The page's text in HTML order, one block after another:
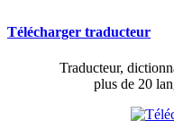
Télécharger traducteur
Traducteur,
plus de 20